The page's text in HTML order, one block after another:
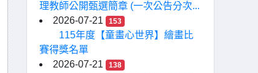
理教師公開甄選簡章 (一次公告分次...
2026-07-21
153
115年度【童畫心世界】繪畫比
賽得獎名單
2026-07-21
138